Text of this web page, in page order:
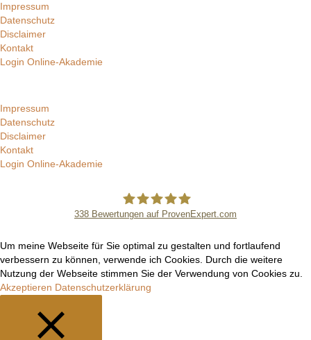
Impressum
Datenschutz
Disclaimer
Kontakt
Login Online-Akademie
Impressum
Datenschutz
Disclaimer
Kontakt
Login Online-Akademie
Manuel Epli
338 Bewertungen auf ProvenExpert.com
Um meine Webseite für Sie optimal zu gestalten und fortlaufend
verbessern zu können, verwende ich Cookies. Durch die weitere
Nutzung der Webseite stimmen Sie der Verwendung von Cookies zu.
Akzeptieren Datenschutzerklärung